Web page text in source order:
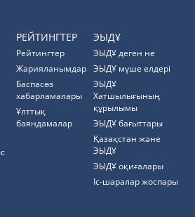
РЕЙТИНГТЕР
Рейтингтер
Жарияланымдар
Баспасөз
хабарламалары
Ұлттық
баяндамалар
ЭЫДҰ
ЭЫДҰ деген не
ЭЫДҰ мүше елдері
ЭЫДҰ
Хатшылығының
құрылымы
ЭЫДҰ бағыттары
Қазақстан және
ЭЫДҰ
ЭЫДҰ оқиғалары
Іс-шаралар жоспары